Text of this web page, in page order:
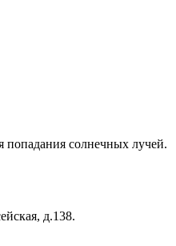
попадания солнечных лучей.
д.138.